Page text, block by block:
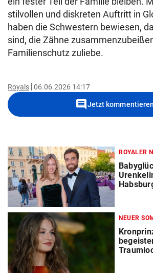
stilvollen und diskreten Auftritt in
haben die Schwestern bewiesen,
sind, die Zähne
Familienschutz zuliebe.
Royals 06.06.2026 14:17
commentJetzt kommentieren
ROYALER
NEUER